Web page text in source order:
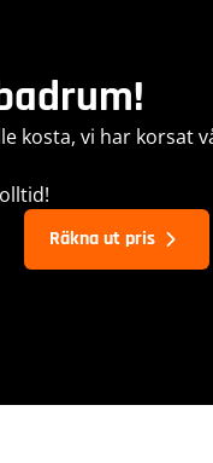
kosta, vi har korsat
Räkna ut pris